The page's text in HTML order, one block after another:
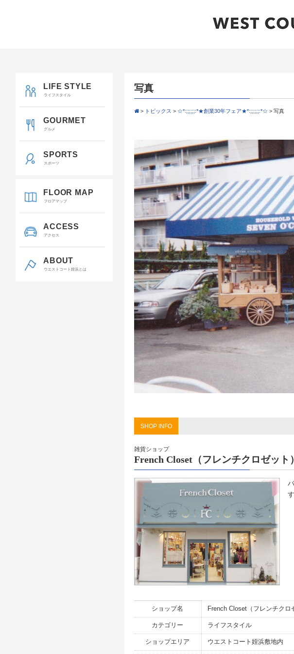
LIFE STYLE
ライフスタイル
GOURMET
グルメ
SPORTS
スポーツ
FLOOR MAP
フロアマップ
ACCESS
アクセス
ABOUT
ウエストコート姪浜とは
写真
> トピックス > ☆*:;;;;;;:*★創業30年フェア★*:;;;;;;:*☆ > 写真
SHOP INFO
雑貨ショップ
French Closet（フレンチクロゼット）
ショップ名 French Closet（フレンチクロ
カテゴリー ライフスタイル
ショップエリア ウエストコート姪浜敷地内